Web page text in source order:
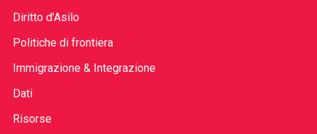
Diritto d’Asilo
Politiche di frontiera
Immigrazione & Integrazione
Dati
Risorse